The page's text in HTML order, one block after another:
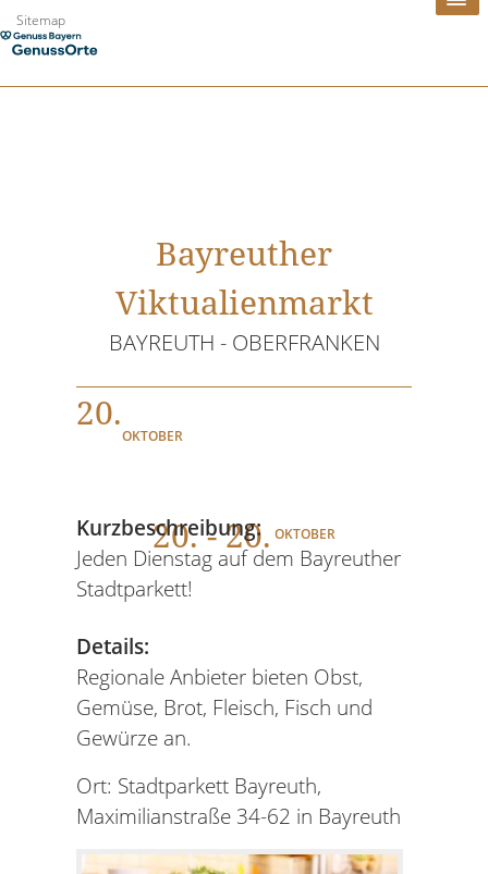
Zum
Inhalt
Sitemap
Bayreuther
Viktualienmarkt
BAYREUTH - OBERFRANKEN
20.
OKTOBER
20. - 20. OKTOBER
Kurzbeschreibung:
Jeden Dienstag auf dem Bayreuther
Stadtparkett!
Details:
Regionale Anbieter bieten Obst,
Gemüse, Brot, Fleisch, Fisch und
Gewürze an.
Ort: Stadtparkett Bayreuth,
Maximilianstraße 34-62 in Bayreuth